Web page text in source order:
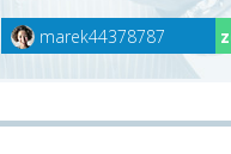
marek44378787